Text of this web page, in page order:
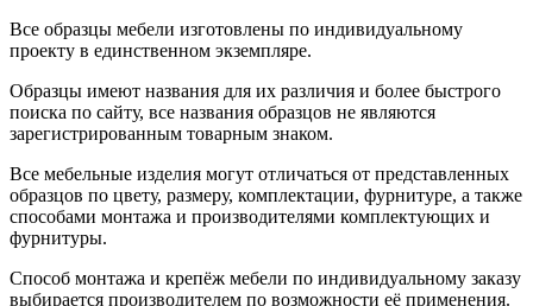
Все образцы мебели изготовлены по индивидуальному
проекту в единственном экземпляре.
Образцы имеют названия для их различия и более быстрого
поиска по сайту, все названия образцов не являются
зарегистрированным товарным знаком.
Все мебельные изделия могут отличаться от представленных
образцов по цвету, размеру, комплектации, фурнитуре, а также
способами монтажа и производителями комплектующих и
фурнитуры.
Способ монтажа и крепёж мебели по индивидуальному заказу
выбирается производителем по возможности её применения.